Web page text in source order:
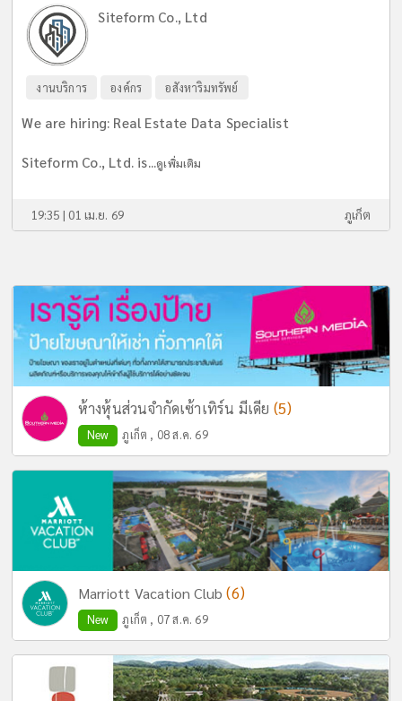
Siteform Co., Ltd
งานบริการ องค์กร อสังหาริมทรัพย์
We are hiring: Real Estate Data Specialist
Siteform Co., Ltd. is...ดูเพิ่มเติม
19:35 | 01 เม.ย. 69 ภูเก็ต
ห้างหุ้นส่วนจำกัดเซ้าเทิร์น มีเดีย (5)
New ภูเก็ต , 08 ส.ค. 69
Marriott Vacation Club(6)
New ภูเก็ต , 07 ส.ค. 69